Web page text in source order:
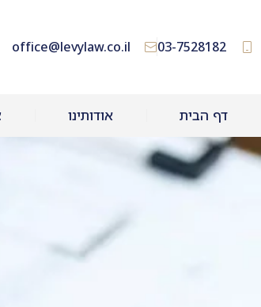
03-7528182
office@levylaw.co.il
דף הבית אודותינו